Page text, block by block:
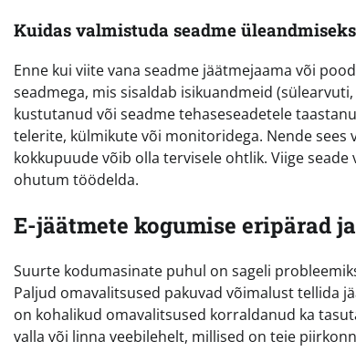
Kuidas valmistuda seadme
Enne kui viite vana seadme jäätmejaama või
seadmega, mis sisaldab isikuandmeid
kustutanud või seadme tehaseseadetele
telerite, külmikute või monitoridega. Nende
kokkupuude võib olla tervisele ohtlik. Viige
ohutum töödelda.
E-jäätmete kogumise eripärad
Suurte kodumasinate puhul on sageli
Paljud omavalitsused pakuvad võimalust tellida
on kohalikud omavalitsused korraldanud ka
valla või linna veebilehelt, millised on teie